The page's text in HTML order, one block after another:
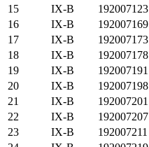
15
IX-B 192007123
16
IX-B 192007169
17
IX-B 192007173
18
IX-B 192007178
19
IX-B 192007191
20
IX-B 192007198
21
IX-B 192007201
22
IX-B 192007207
23
IX-B 192007211